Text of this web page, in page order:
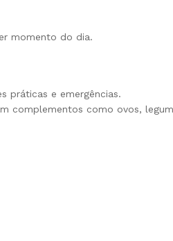
momento do dia.
práticas e emergências.
complementos como ovos,